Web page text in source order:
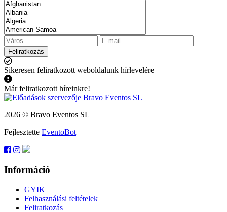
Feliratkozás
Sikeresen feliratkozott weboldalunk hírlevelére
Már feliratkozott híreinkre!
2026 © Bravo Eventos SL
Fejlesztette EventoBot
Információ
GYIK
Felhasználási feltételek
Feliratkozás